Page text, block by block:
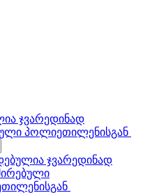
ჯვარედინად
პოლიეთილენისგან
ჯვარედინად